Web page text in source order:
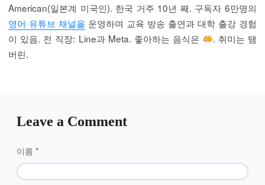
American(일본계 미국인). 한국 거주 10년 째. 구독자 6만명의
영어 유튜브 채널을 운영하며 교육 방송 출연과 대학 출강 경험
이 있음. 전 직장: Line과 Meta. 좋아하는 음식은
. 취미는 탬
버린.
Leave a Comment
이름 *